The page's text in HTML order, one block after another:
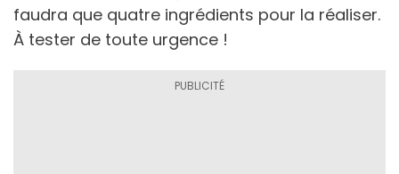
faudra que quatre ingrédients pour la réaliser.
À tester de toute urgence !